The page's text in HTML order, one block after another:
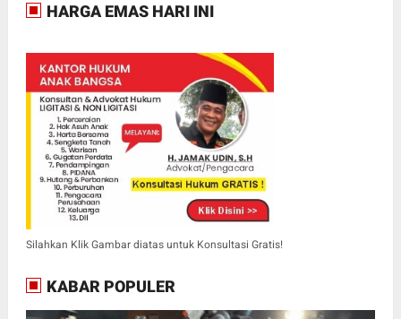
HARGA EMAS HARI INI
Silahkan Klik Gambar diatas untuk Konsultasi Gratis!
KABAR POPULER